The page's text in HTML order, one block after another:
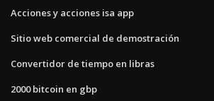
Acciones y acciones isa app
Sitio web comercial de demostración
Convertidor de tiempo en libras
2000 bitcoin en gbp